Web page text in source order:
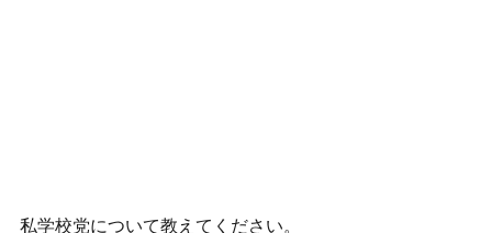
私学校党について教えてください。